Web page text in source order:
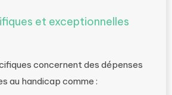
et exceptionnelles
concernent des dépenses
au handicap comme :